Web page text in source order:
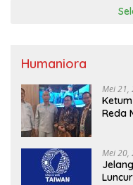
Humaniora
Mei 21,
Reda
MBG,
Mei 20,